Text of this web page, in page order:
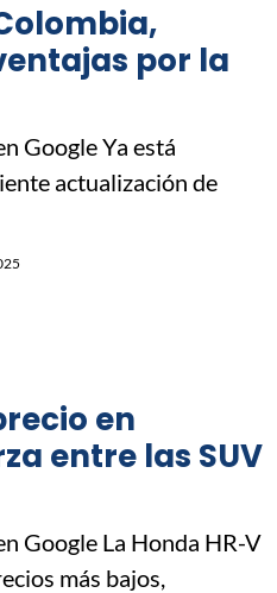
por la
Google Ya está
actualización de
en
entre las SUV
Google La Honda HR-V
más bajos,